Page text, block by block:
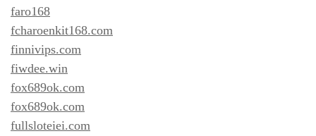
faro168
fcharoenkit168.com
finnivips.com
fiwdee.win
fox689ok.com
fox689ok.com
fullsloteiei.com